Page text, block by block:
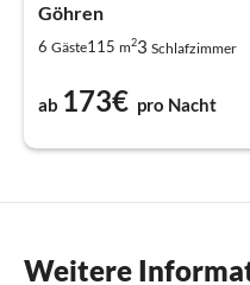
Göhren
6 Gäste115 m23 Schlafzimmer
ab 173€ pro Nacht
Weitere